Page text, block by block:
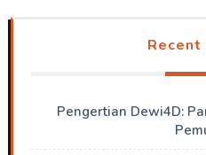
Pengertian Dewi4D: